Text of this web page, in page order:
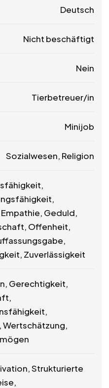
Deutsch
Nicht beschäftigt
Nein
Tierbetreuer/in
Minijob
Sozialwesen, Religion
Geduld,
Offenheit,
Zuverlässigkeit
Gerechtigkeit,
Strukturierte